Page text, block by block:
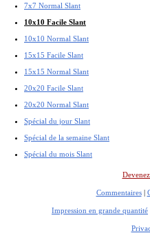
7x7 Normal Slant
10x10 Facile Slant
10x10 Normal Slant
15x15 Facile Slant
15x15 Normal Slant
20x20 Facile Slant
20x20 Normal Slant
Spécial du jour Slant
Spécial de la semaine Slant
Spécial du mois Slant
Commentaires|
Impression en grande quantité